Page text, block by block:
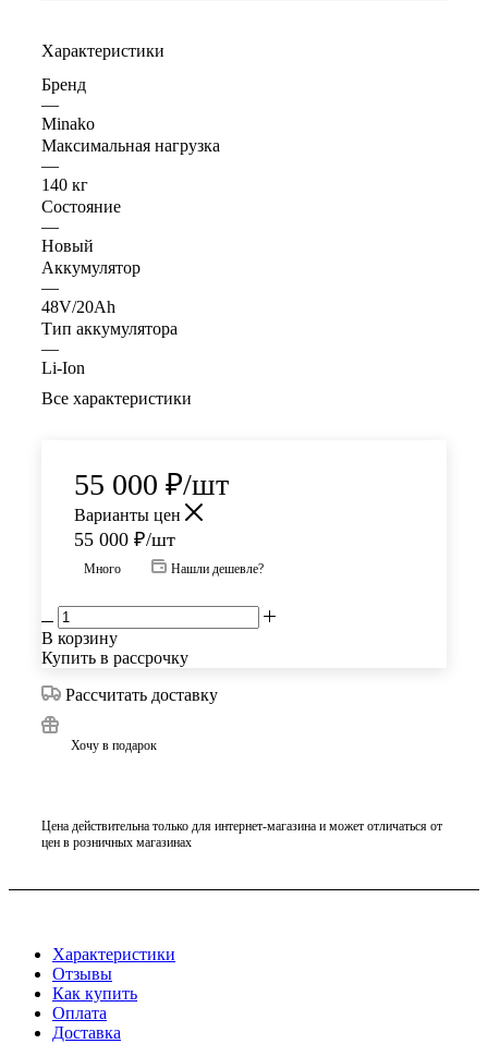
Характеристики
Бренд
—
Minako
Максимальная нагрузка
—
140 кг
Состояние
—
Новый
Аккумулятор
—
48V/20Ah
Тип аккумулятора
—
Li-Ion
Все характеристики
55 000 ₽/шт
Варианты цен
55 000 ₽/шт
Много Нашли дешевле?
В корзину
Купить в рассрочку
Рассчитать доставку
Хочу в подарок
Цена действительна только для интернет-магазина и может отличаться от
цен в розничных магазинах
Характеристики
Отзывы
Как купить
Оплата
Доставка